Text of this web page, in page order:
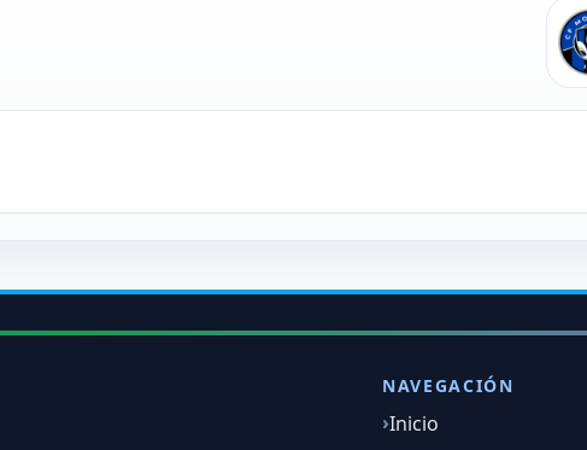
NAVEGACIÓN
Inicio